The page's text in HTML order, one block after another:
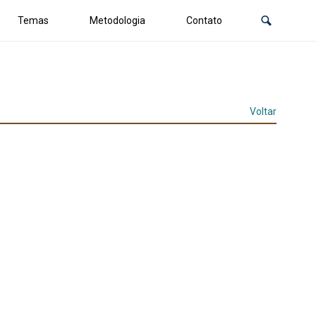
Temas Metodologia Contato
Voltar